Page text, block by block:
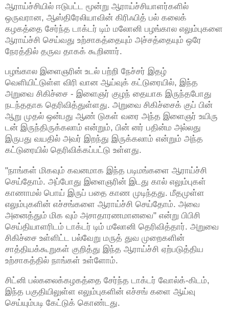
ஆராய்ச்சியில் ஈடுபட்ட மூன்று ஆராய்ச்சியாளர்களில்
ஒருவரான, ஆஸ்திரேலியாவின் கிரிஃபித் பல் கலைக்
கழகத்தை சேர்ந்த டாக்டர் டிம் மலோனி பழங்கால எலும்புகளை
ஆராய்ச்சி செய்வது உற்சாகத்தையும் அச்சத்தையும் ஒரே
நேரத்தில் தருவ தாகக் கூறினார்.
பழங்கால இளைஞரின் உடல் பற்றி நேச்சர் இதழ்
வெளியிட்டுள்ள விரி வான ஆய்வுக் கட்டுரையில், இந்த
அறுவை சிகிச்சை - இளைஞர் குழந் தையாக இருந்தபோது
நடந்ததாக தெரிவித்துள்ளது. அறுவை சிகிச்சைக் குப் பின்
ஆறு முதல் ஒன்பது ஆண் டுகள் வரை அந்த இளைஞர் உயிரு
டன் இருந்திருக்கலாம் என்றும், பின் னர் பதின்ம அல்லது
இருபது வயதில் அவர் இறந்து இருக்கலாம் என்றும் அந்த
கட்டுரையில் தெரிவிக்கப்பட்டு உள்ளது.
"நாங்கள் மிகவும் கவனமாக இந்த படிமங்களை ஆராய்ச்சி
செய்தோம். அப்போது இளைஞரின் இடது கால் எலும்புகள்
காணாமல் பொய் இருப் பதை காண முடிந்தது. மீதமுள்ள
எலும்புகளின் எச்சங்களை ஆராய்ச்சி செய்தோம். அவை
அனைத்தும் மிக வும் அசாதாரணமானவை" என்று பிபிசி
செய்தியாளரிடம் டாக்டர் டிம் மலோனி தெரிவித்தார். அறுவை
சிகிச்சை உள்ளிட்ட பல்வேறு மருத் துவ முறைகளின்
சாத்தியக்கூறுகள் குறித்து இந்த ஆராய்ச்சி ஏற்படுத்திய
உற்சாகத்தில் நாங்கள் உள்ளோம்.
சிட்னி பல்கலைக்கழகத்தை சேர்ந்த டாக்டர் வோல்க்-கிடம்,
இந்த பகுதியிலுள்ள எலும்புகளின் எச்சங் களை ஆய்வு
செய்யும்படி கேட்டுக் கொண்டது.